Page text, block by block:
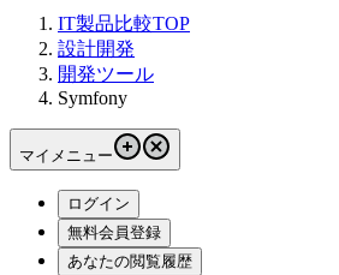
IT製品比較TOP
設計開発
開発ツール
Symfony
マイメニュー
ログイン
無料会員登録
あなたの閲覧履歴